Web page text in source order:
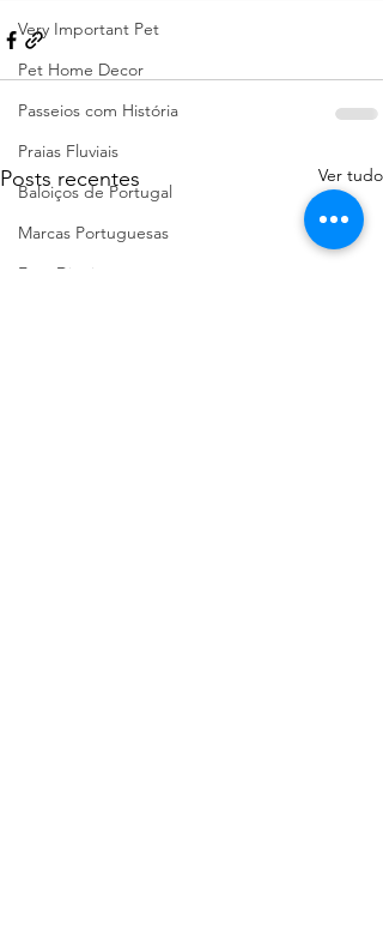
Very Important Pet
Pet Home Decor
Passeios com História
Praias Fluviais
Baloiços de Portugal
Marcas Portuguesas
Faro Distrito
Posts recentes Ver tudo